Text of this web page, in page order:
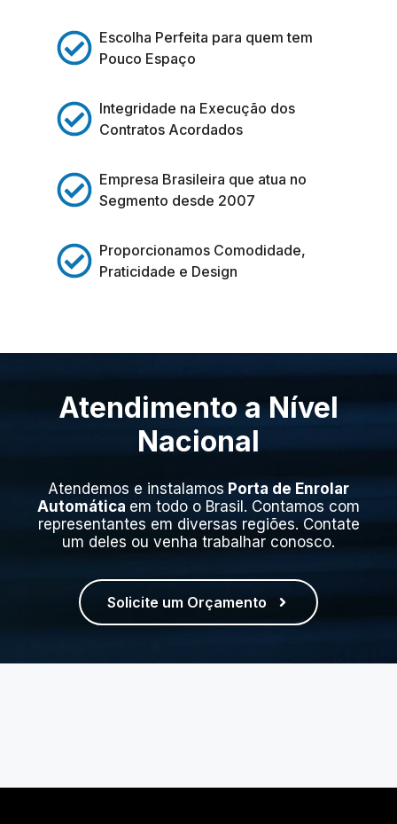
Escolha Perfeita para quem tem
Pouco Espaço
Integridade na Execução dos
Contratos Acordados
Empresa Brasileira que atua no
Segmento desde 2007
Proporcionamos Comodidade,
Praticidade e Design
Atendimento a Nível
Nacional
Atendemos e instalamos Porta de Enrolar
Automática em todo o Brasil. Contamos com
representantes em diversas regiões. Contate
um deles ou venha trabalhar conosco.
Solicite um Orçamento